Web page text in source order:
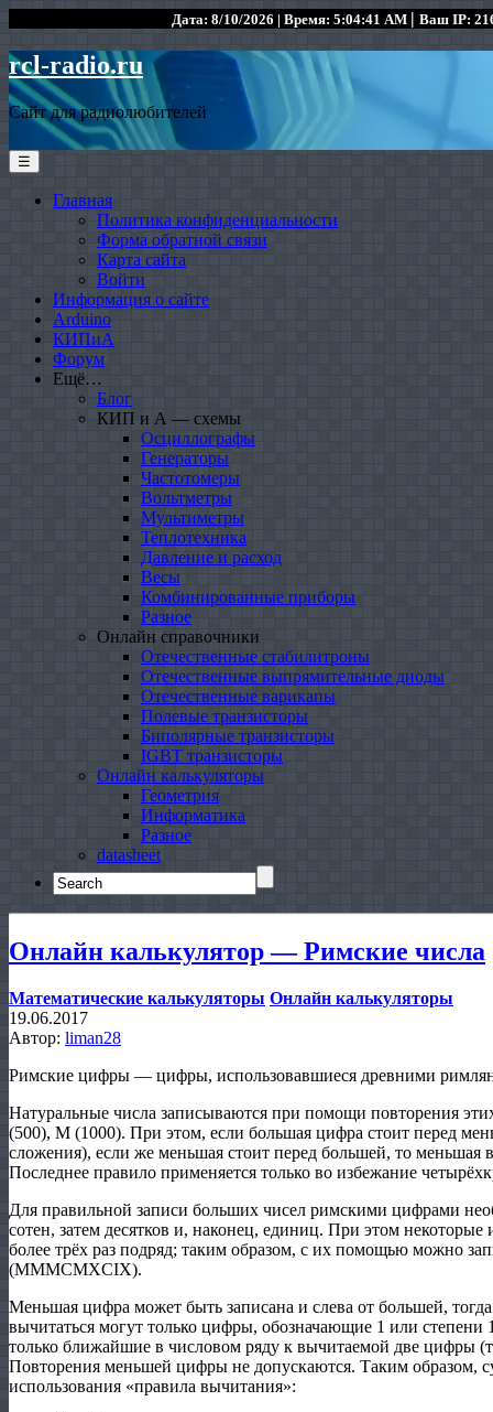
Дата: 8/10/2026 | Время: 5:04:41 AM | Ваш IP:
rcl-radio.ru
Сайт для радиолюбителей
☰
Главная
Политика конфиденциальности
Форма обратной связи
Карта сайта
Войти
Информация о сайте
Arduino
КИПиА
Форум
Ещё…
Блог
КИП и А — схемы
Осциллографы
Генераторы
Частотомеры
Вольтметры
Мультиметры
Теплотехника
Давление и расход
Весы
Комбинированные приборы
Разное
Онлайн справочники
Отечественные стабилитроны
Отечественные выпрямительные диоды
Отечественные варикапы
Полевые транзисторы
Биполярные транзисторы
IGBT транзисторы
Онлайн калькуляторы
Геометрия
Информатика
Разное
datasheet
Search
for:
Онлайн калькулятор — Римские числа
Математические калькуляторы Онлайн калькуляторы
19.06.2017
Автор: liman28
Римские цифры — цифры, использовавшиеся древними
Натуральные числа записываются при помощи повторения
(500), M (1000). При этом, если большая цифра стоит перед
сложения), если же меньшая стоит перед большей, то
Последнее правило применяется только во избежание
Для правильной записи больших чисел римскими цифрами
сотен, затем десятков и, наконец, единиц. При этом
более трёх раз подряд; таким образом, с их помощью можно
(MMMCMXCIX).
Меньшая цифра может быть записана и слева от большей,
вычитаться могут только цифры, обозначающие 1 или степени
только ближайшие в числовом ряду к вычитаемой две цифры
Повторения меньшей цифры не допускаются. Таким образом,
использования «правила вычитания»: